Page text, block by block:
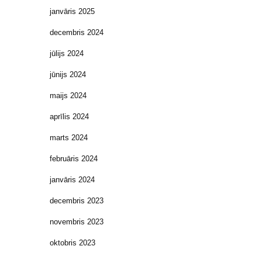
janvāris 2025
decembris 2024
jūlijs 2024
jūnijs 2024
maijs 2024
aprīlis 2024
marts 2024
februāris 2024
janvāris 2024
decembris 2023
novembris 2023
oktobris 2023